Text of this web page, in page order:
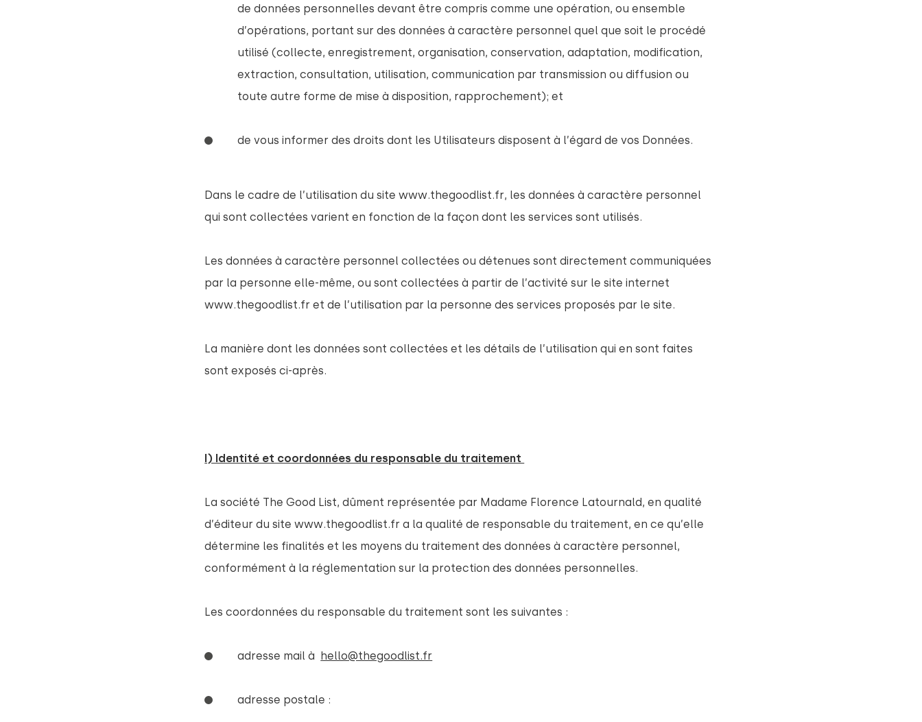
de données personnelles devant être compris comme une opération, ou ensemble
d’opérations, portant sur des données à caractère personnel quel que soit le procédé
utilisé (collecte, enregistrement, organisation, conservation, adaptation, modification,
extraction, consultation, utilisation, communication par transmission ou diffusion ou
toute autre forme de mise à disposition, rapprochement); et
de vous informer des droits dont les Utilisateurs disposent à l’égard de vos Données.
Dans le cadre de l’utilisation du sitewww.thegoodlist.fr, les données à caractère personnel
qui sont collectées varient en fonction de la façon dont les services sont utilisés.
Les données à caractère personnel collectées ou détenues sont directement communiquées
par la personne elle-même, ou sont collectées à partir de l’activité sur le site internet
www.thegoodlist.fr et de l’utilisation par la personne des services proposés par le site.
La manière dont les données sont collectées et les détails de l’utilisation qui en sont faites
sont exposés ci-après.
I) Identité et coordonnées du responsable du traitement
La société The Good List, dûment représentée par Madame Florence Latournald, en qualité
d’éditeur du sitewww.thegoodlist.fr a la qualité de responsable du traitement, en ce qu’elle
détermine les finalités et les moyens du traitement des données à caractère personnel,
conformément à la réglementation sur la protection des données personnelles.
Les coordonnées du responsable du traitement sont les suivantes :
adresse mail à hello@thegoodlist.fr
adresse postale :